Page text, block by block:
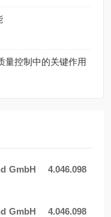
量控制中的关键作用
GmbH 4.046.098
GmbH 4.046.098